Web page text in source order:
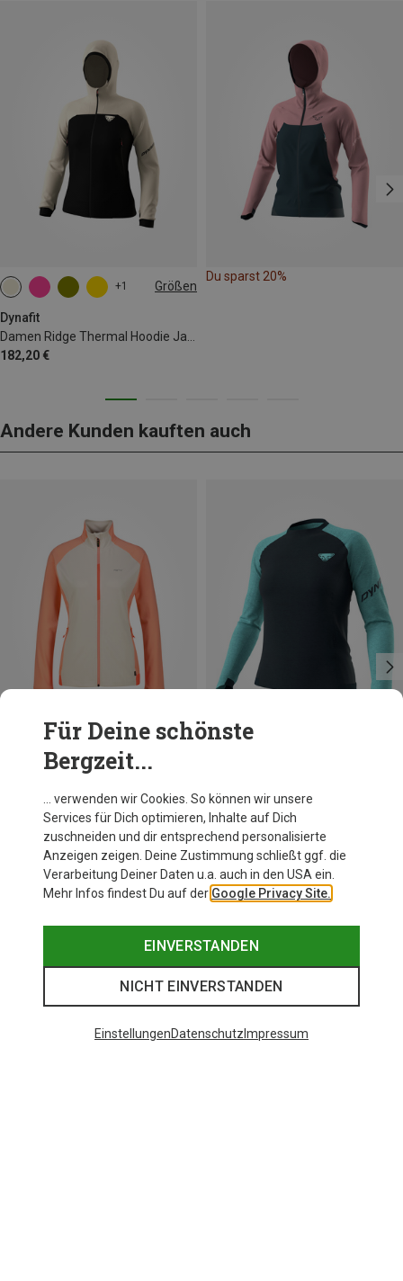
+1 Größen
Dynafit
182,20 €
XS S M
Du sparst 20%
Andere Kunden kauften auch
Du sparst 61%
Für Deine schönste
Bergzeit...
… verwenden wir Cookies. So können wir unsere
Services für Dich optimieren, Inhalte auf Dich
zuschneiden und dir entsprechend personalisierte
Anzeigen zeigen. Deine Zustimmung schließt ggf. die
Verarbeitung Deiner Daten u.a. auch in den USA ein.
Mehr Infos findest Du auf der Google Privacy Site.
EINVERSTANDEN
NICHT EINVERSTANDEN
EinstellungenDatenschutz Impressum